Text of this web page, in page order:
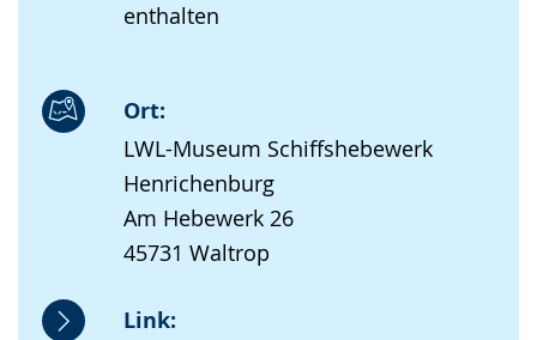
enthalten
Ort:
LWL-Museum Schiffshebewerk
Henrichenburg
Am Hebewerk 26
45731 Waltrop
Link: